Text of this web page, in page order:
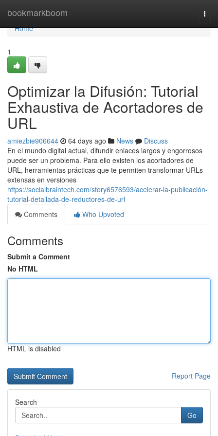
bookmarkboom
Home
Home
1
Optimizar la Difusión: Tutorial
Exhaustiva de Acortadores de
URL
amiezbie906644 64 days ago News
Discuss
En el mundo digital actual, difundir enlaces largos y engorrosos
puede ser un problema. Para ello existen los acortadores de
URL, herramientas prácticas que te permiten transformar URLs
extensas en versiones
https://socialbraintech.com/story6576593/acelerar-la-publicación-
tutorial-detallada-de-reductores-de-url
Comments
Who Upvoted
Comments
Submit a Comment
No HTML
HTML is disabled
Report Page
Search
Go